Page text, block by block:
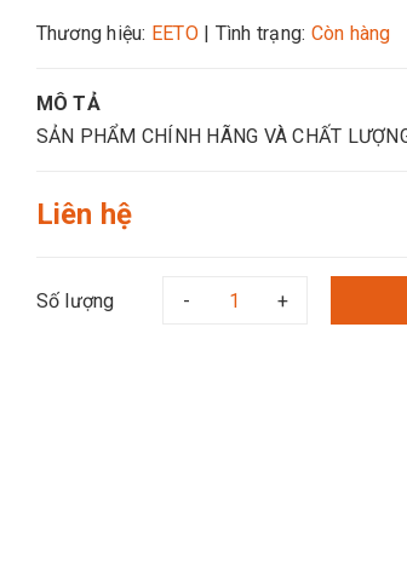
Thương hiệu: EETO| Tình trạng: Còn hàng
MÔ TẢ
SẢN PHẨM CHÍNH HÃNG VÀ CHẤT
Liên hệ
Số lượng +
-